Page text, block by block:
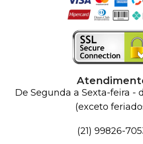
De Segunda a Sexta-feira -
(exceto
(21) 99826-